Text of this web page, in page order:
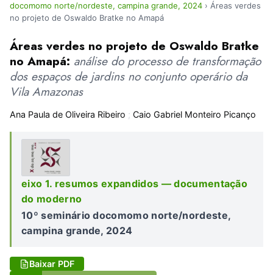
docomomo norte/nordeste, campina grande, 2024 › Áreas verdes
no projeto de Oswaldo Bratke no Amapá
Áreas verdes no projeto de Oswaldo Bratke
no Amapá: análise do processo de transformação
dos espaços de jardins no conjunto operário da
Vila Amazonas
Ana Paula de Oliveira Ribeiro ; Caio Gabriel Monteiro Picanço
eixo 1. resumos expandidos — documentação
do moderno
10º seminário docomomo norte/nordeste,
campina grande, 2024
Baixar PDF